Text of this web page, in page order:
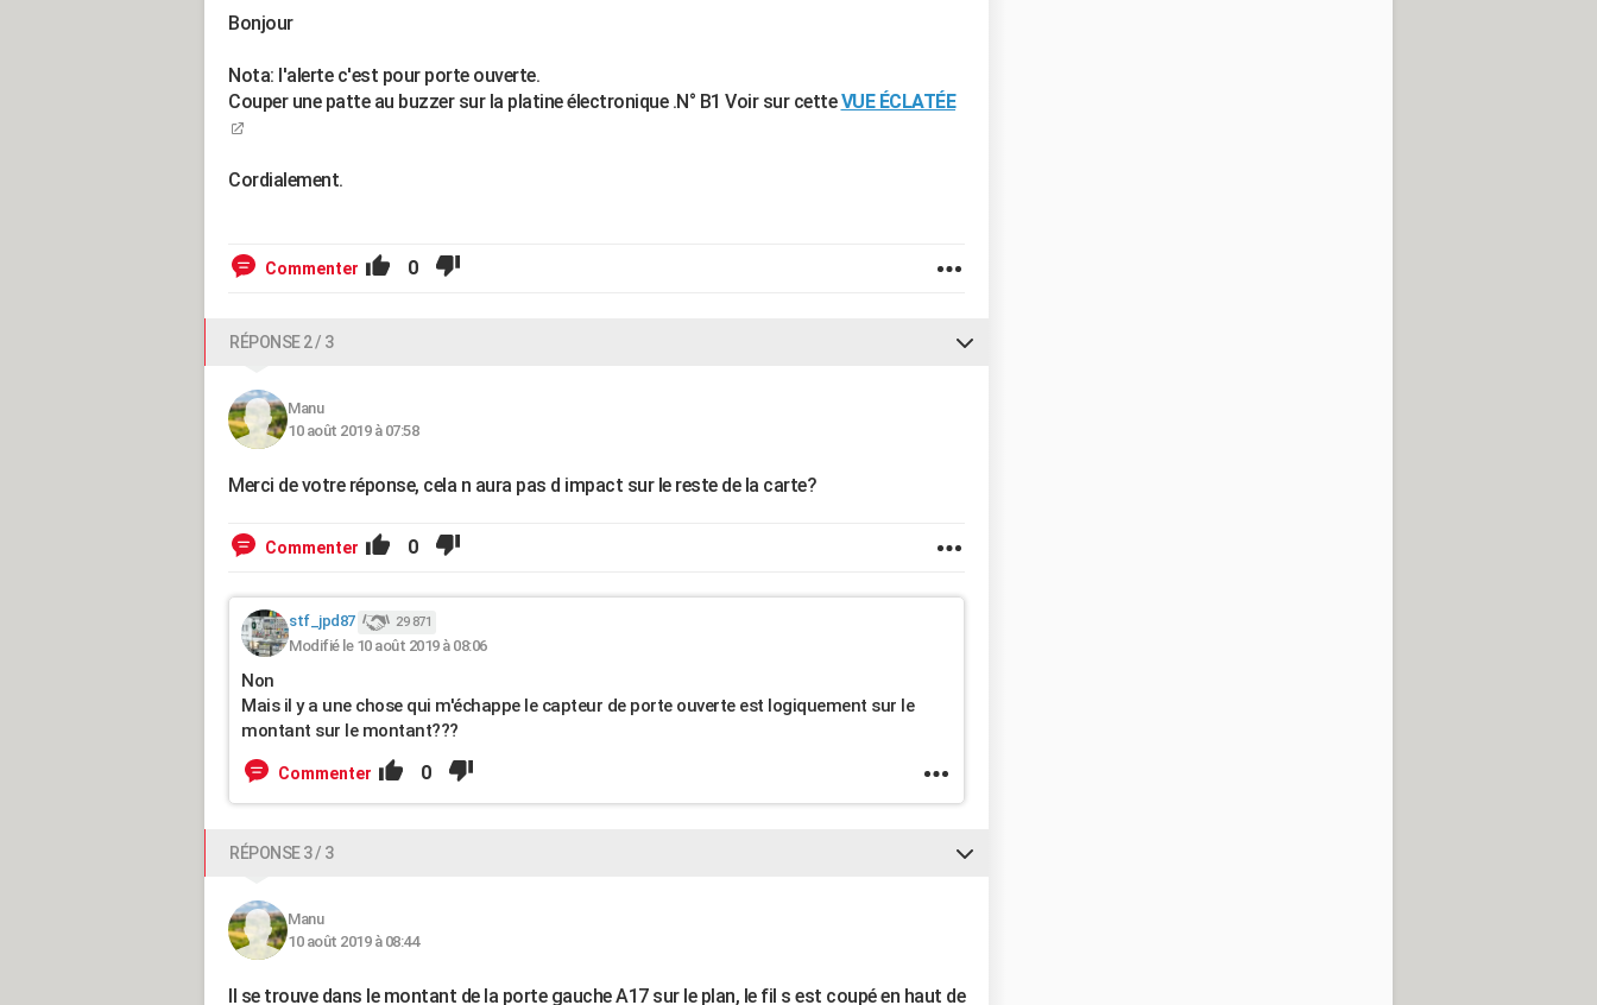
Bonjour
Nota: l'alerte c'est pour porte ouverte.
Couper une patte au buzzer sur la platine électronique .N° B1 Voir sur cetteVUE ÉCLATÉE
Cordialement.
Commenter 0
RÉPONSE 2 / 3
Manu
10 août 2019 à 07:58
Merci de votre réponse, cela n aura pas d impact sur le reste de la carte?
Commenter 0
stf_jpd87 29 871
Modifié le 10 août 2019 à 08:06
Non
Mais il y a une chose qui m'échappe le capteur de porte ouverte est logiquement sur le
montant sur le montant???
Commenter 0
RÉPONSE 3 / 3
Manu
10 août 2019 à 08:44
Il se trouve dans le montant de la porte gauche A17 sur le plan, le fil s est coupé en haut de